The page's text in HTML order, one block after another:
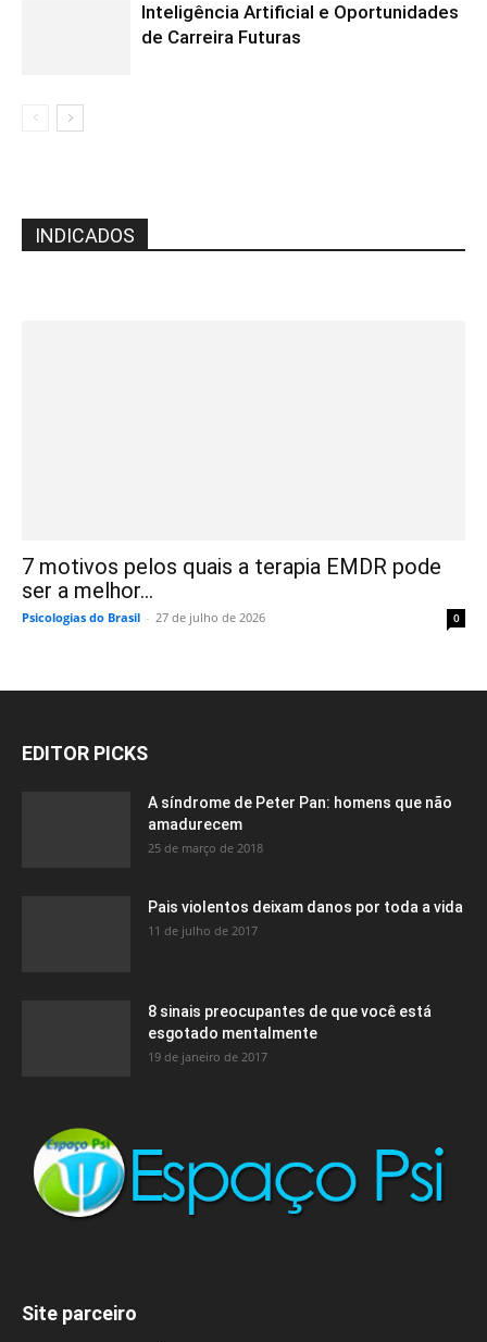
Inteligência Artificial e Oportunidades
de Carreira Futuras
INDICADOS
7 motivos pelos quais a terapia EMDR pode
ser a melhor...
Psicologias do Brasil - 27 de julho de 2026 0
EDITOR PICKS
A síndrome de Peter Pan: homens que não
amadurecem
25 de março de 2018
Pais violentos deixam danos por toda a vida
11 de julho de 2017
8 sinais preocupantes de que você está
esgotado mentalmente
19 de janeiro de 2017
Site parceiro